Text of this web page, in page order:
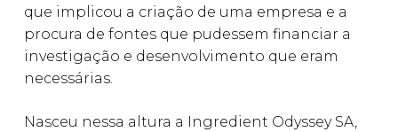
que implicou a criação de uma empresa e a
procura de fontes que pudessem financiar a
investigação e desenvolvimento que eram
necessárias.
Nasceu nessa altura a Ingredient Odyssey SA,